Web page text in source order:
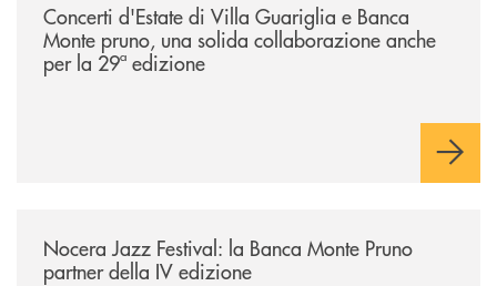
Concerti d'Estate di Villa Guariglia e Banca
Monte pruno, una solida collaborazione anche
per la 29ª edizione
Nocera Jazz Festival: la Banca Monte Pruno
partner della IV edizione